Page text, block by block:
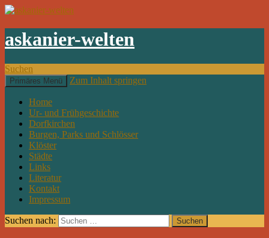
askanier-welten
Suchen
Primäres Menü Zum Inhalt springen
Home
Ur- und Frühgeschichte
Dorfkirchen
Burgen, Parks und Schlösser
Klöster
Städte
Links
Literatur
Kontakt
Impressum
Suchen nach: